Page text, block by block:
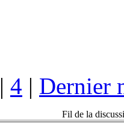
| 4 | Dernier
Fil de la